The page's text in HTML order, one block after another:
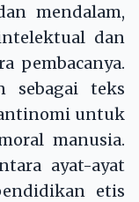
mendalam,
dan
pembacanya.
sebagai teks
untuk
manusia.
ayat-ayat
etis